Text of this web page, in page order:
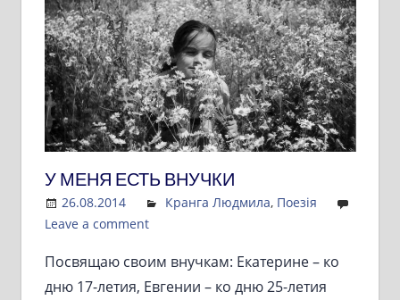
У МЕНЯ ЕСТЬ ВНУЧКИ
26.08.2014 Admin
Кранга Людмила, Поезія
Leave a comment
Посвящаю своим внучкам: Екатерине – ко
дню 17-летия, Евгении – ко дню 25-летия